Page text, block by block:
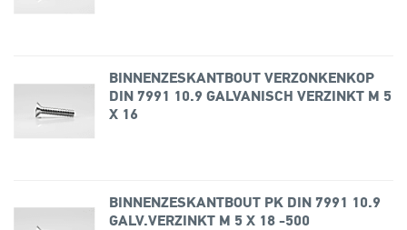
BINNENZESKANTBOUT VERZONKENKOP
DIN 7991 10.9 GALVANISCH VERZINKT M 5
X 16
BINNENZESKANTBOUT PK DIN 7991 10.9
GALV.VERZINKT M 5 X 18 -500